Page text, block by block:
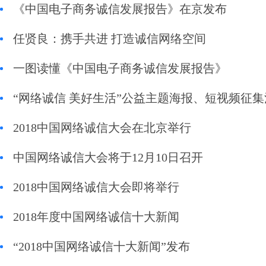
《中国电子商务诚信发展报告》在京发布
任贤良：携手共进 打造诚信网络空间
一图读懂《中国电子商务诚信发展报告》
“网络诚信 美好生活”公益主题海报、短视频征
2018中国网络诚信大会在北京举行
中国网络诚信大会将于12月10日召开
2018中国网络诚信大会即将举行
2018年度中国网络诚信十大新闻
“2018中国网络诚信十大新闻”发布